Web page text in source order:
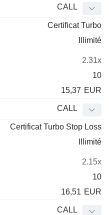
CALL
Certificat Turbo
Illimité
2.31x
10
15,37 EUR
CALL
Certificat Turbo Stop Loss
Illimité
2.15x
10
16,51 EUR
CALL